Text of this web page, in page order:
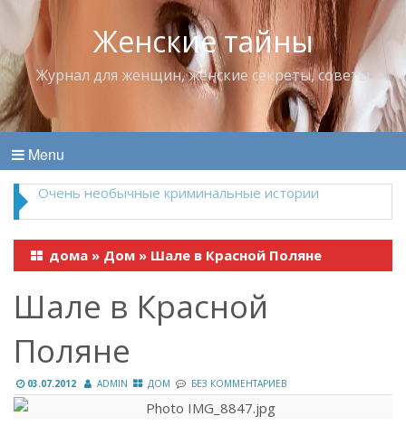
Женские тайны
Журнал для женщин, женские секреты, советы
Menu
Владимир Набоков — повелитель Лоллит
дома » Дом » Шале в Красной Поляне
Шале в Красной
Поляне
03.07.2012 ADMIN ДОМ БЕЗ КОММЕНТАРИЕВ